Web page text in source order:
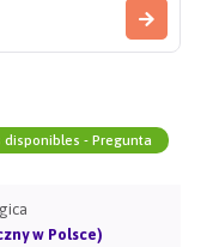
disponibles - Pregunta
w Polsce)